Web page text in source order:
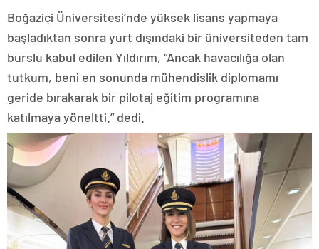
Boğaziçi Üniversitesi’nde yüksek lisans yapmaya
başladıktan sonra yurt dışındaki bir üniversiteden tam
burslu kabul edilen Yıldırım, “Ancak havacılığa olan
tutkum, beni en sonunda mühendislik diplomamı
geride bırakarak bir pilotaj eğitim programına
katılmaya yöneltti.” dedi.